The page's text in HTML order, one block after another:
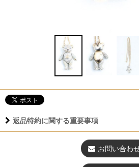
返品特約に関する重要事項
お問い合わ